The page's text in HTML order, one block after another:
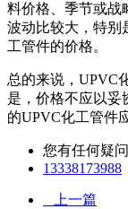
料价格、季节或战
波动比较大，特别
工管件的价格。
总的来说，UPVC
是，价格不应以妥
的UPVC化工管件
您有任何疑
13338173988
上一篇